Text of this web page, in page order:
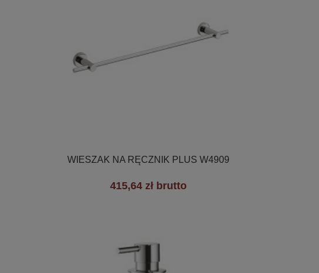
Szybki podgląd
WIESZAK NA RĘCZNIK PLUS W4909
415,64 zł brutto